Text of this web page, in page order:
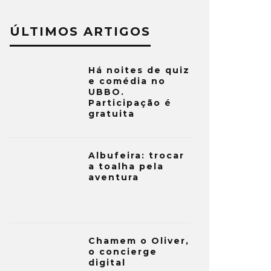
ÚLTIMOS ARTIGOS
Há noites de quiz
e comédia no
UBBO.
Participação é
gratuita
Albufeira: trocar
a toalha pela
aventura
Chamem o Oliver,
o concierge
digital